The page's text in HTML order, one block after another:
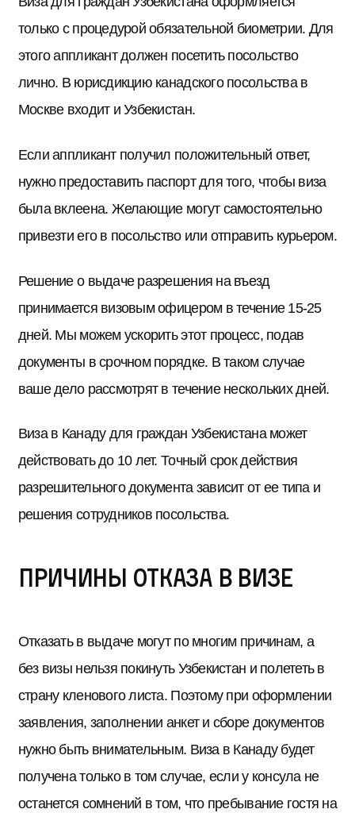
только с процедурой обязательной биометрии. Для
этого аппликант должен посетить посольство
лично. В юрисдикцию канадского посольства в
Москве входит и Узбекистан.
Если аппликант получил положительный ответ,
нужно предоставить паспорт для того, чтобы виза
была вклеена. Желающие могут самостоятельно
привезти его в посольство или отправить курьером.
Решение о выдаче разрешения на въезд
принимается визовым офицером в течение 15-25
дней. Мы можем ускорить этот процесс, подав
документы в срочном порядке. В таком случае
ваше дело рассмотрят в течение нескольких дней.
Виза в Канаду для граждан Узбекистана может
действовать до 10 лет. Точный срок действия
разрешительного документа зависит от ее типа и
решения сотрудников посольства.
Причины отказа в визе
Отказать в выдаче могут по многим причинам, а
без визы нельзя покинуть Узбекистан и полететь в
страну кленового листа. Поэтому при оформлении
заявления, заполнении анкет и сборе документов
нужно быть внимательным. Виза в Канаду будет
получена только в том случае, если у консула не
останется сомнений в том, что пребывание гостя на